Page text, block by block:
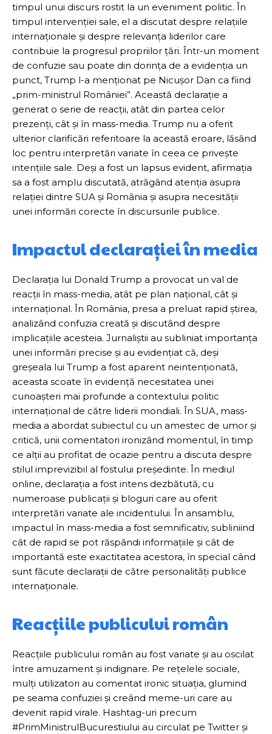
timpul unui discurs rostit la un eveniment politic. În
timpul intervenției sale, el a discutat despre relațiile
internaționale și despre relevanța liderilor care
contribuie la progresul propriilor țări. Într-un moment
de confuzie sau poate din dorința de a evidenția un
punct, Trump l-a menționat pe Nicușor Dan ca fiind
„prim-ministrul României”. Această declarație a
generat o serie de reacții, atât din partea celor
prezenți, cât și în mass-media. Trump nu a oferit
ulterior clarificări referitoare la această eroare, lăsând
loc pentru interpretări variate în ceea ce privește
intențiile sale. Deși a fost un lapsus evident, afirmația
sa a fost amplu discutată, atrăgând atenția asupra
relației dintre SUA și România și asupra necesității
unei informări corecte în discursurile publice.
Impactul declarației în media
Declarația lui Donald Trump a provocat un val de
reacții în mass-media, atât pe plan național, cât și
internațional. În România, presa a preluat rapid știrea,
analizând confuzia creată și discutând despre
implicațiile acesteia. Jurnaliștii au subliniat importanța
unei informări precise și au evidențiat că, deși
greșeala lui Trump a fost aparent neintenționată,
aceasta scoate în evidență necesitatea unei
cunoașteri mai profunde a contextului politic
internațional de către liderii mondiali. În SUA, mass-
media a abordat subiectul cu un amestec de umor și
critică, unii comentatori ironizând momentul, în timp
ce alții au profitat de ocazie pentru a discuta despre
stilul imprevizibil al fostului președinte. În mediul
online, declarația a fost intens dezbătută, cu
numeroase publicații și bloguri care au oferit
interpretări variate ale incidentului. În ansamblu,
impactul în mass-media a fost semnificativ, subliniind
cât de rapid se pot răspândi informațiile și cât de
importantă este exactitatea acestora, în special când
sunt făcute declarații de către personalități publice
internaționale.
Reacțiile publicului român
Reacțiile publicului român au fost variate și au oscilat
între amuzament și indignare. Pe rețelele sociale,
mulți utilizatori au comentat ironic situația, glumind
pe seama confuziei și creând meme-uri care au
devenit rapid virale. Hashtag-uri precum
#PrimMinistrulBucurestiului au circulat pe Twitter și